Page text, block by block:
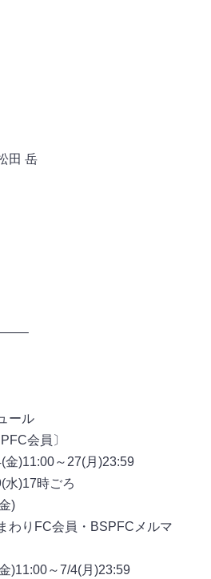
田 岳
ール
会員〕
金)11:00～27(月)23:59
)17時ごろ
)
わりFC会員・BSPFCメルマ
)11:00～7/4(月)23:59